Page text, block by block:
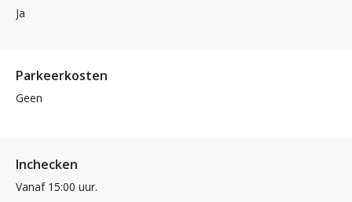
Ja
Parkeerkosten
Geen
Inchecken
Vanaf 15:00 uur.